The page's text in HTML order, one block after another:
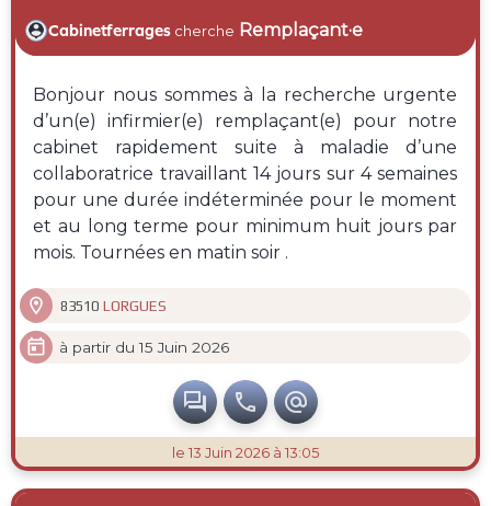
Cabinetferrages cherche Remplaçant·e
Bonjour nous sommes à la recherche urgente
d’un(e) infirmier(e) remplaçant(e) pour notre
cabinet rapidement suite à maladie d’une
collaboratrice travaillant 14 jours sur 4 semaines
pour une durée indéterminée pour le moment
et au long terme pour minimum huit jours par
mois. Tournées en matin soir .
 83510 LORGUES
 à partir du 15 Juin 2026
  
le 13 Juin 2026 à 13:05